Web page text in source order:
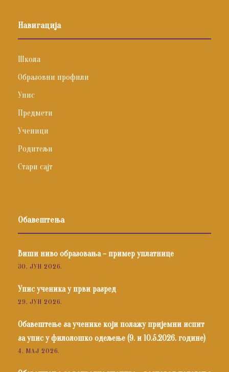
Навигација
Школа
Образовни профили
Упис
Предмети
Ученици
Родитељи
Стари сајт
Обавештења
Виши ниво образовања – пример уплатнице
30. ЈУН 2026.
Упис ученика у први разред
29. ЈУН 2026.
Обавештење за ученике који полажу пријемни испит
за упис у филолошко одељење (9. и 10.5.2026. године)
4. МАЈ 2026.